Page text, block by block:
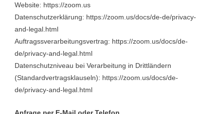
Website: https://zoom.us
Datenschutzerklärung: https://zoom.us/docs/de-de/privacy-
and-legal.html
Auftragssverarbeitungsvertrag: https://zoom.us/docs/de-
de/privacy-and-legal.html
Datenschutzniveau bei Verarbeitung in Drittländern
(Standardvertragsklauseln): https://zoom.us/docs/de-
de/privacy-and-legal.html